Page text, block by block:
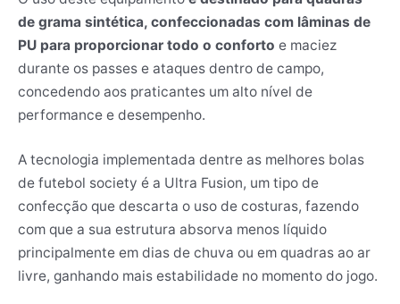
de grama sintética, confeccionadas com lâminas de
PU para proporcionar todo o conforto e maciez
durante os passes e ataques dentro de campo,
concedendo aos praticantes um alto nível de
performance e desempenho.
A tecnologia implementada dentre as melhores bolas
de futebol society é a Ultra Fusion, um tipo de
confecção que descarta o uso de costuras, fazendo
com que a sua estrutura absorva menos líquido
principalmente em dias de chuva ou em quadras ao ar
livre, ganhando mais estabilidade no momento do jogo.